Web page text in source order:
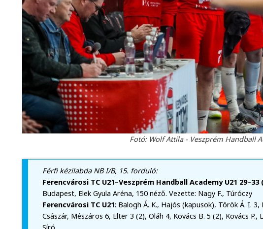
Fotó: Wolf Attila - Veszprém Handball
Férfi kézilabda NB I/B, 15. forduló:
Ferencvárosi TC U21–Veszprém Handball Academy U21 29–33
Budapest, Elek Gyula Aréna, 150 néző. Vezette: Nagy F., Túróczy
Ferencvárosi TC U21: Balogh Á. K., Hajós (kapusok), Török Á. I.
Császár, Mészáros 6, Elter 3 (2), Oláh 4, Kovács B. 5 (2), Kovács P.,